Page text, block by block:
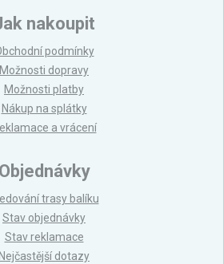
nakoupit
podmínky
Možnosti dopravy
Možnosti platby
Nákup na splátky
a vrácení
Objednávky
trasy balíku
Stav objednávky
Stav reklamace
Nejčastější dotazy